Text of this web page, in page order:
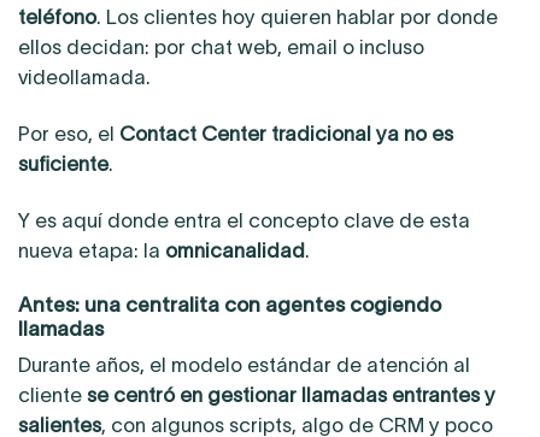
teléfono. Los clientes hoy quieren hablar por donde
ellos decidan: por chat web, email o incluso
videollamada.
Por eso, el Contact Center tradicional ya no es
suficiente.
Y es aquí donde entra el concepto clave de esta
nueva etapa: la omnicanalidad.
Antes: una centralita con agentes cogiendo
llamadas
Durante años, el modelo estándar de atención al
cliente se centró en gestionar llamadas entrantes y
salientes, con algunos scripts, algo de CRM y poco